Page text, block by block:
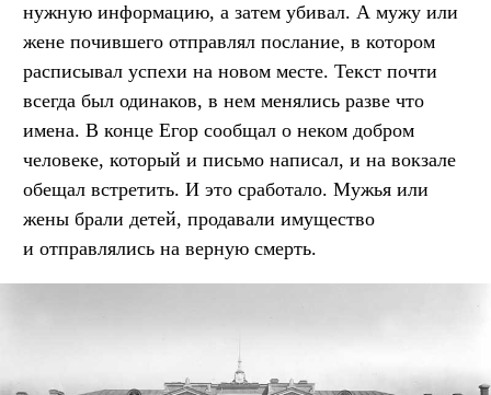
нужную информацию, а затем убивал. А мужу или
жене почившего отправлял послание, в котором
расписывал успехи на новом месте. Текст почти
всегда был одинаков, в нем менялись разве что
имена. В конце Егор сообщал о неком добром
человеке, который и письмо написал, и на вокзале
обещал встретить. И это сработало. Мужья или
жены брали детей, продавали имущество
и отправлялись на верную смерть.